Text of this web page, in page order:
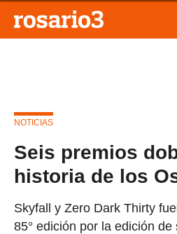
NOTICIAS
Seis premios
historia de los
Skyfall y Zero Dark Thirty
85° edición por la edición